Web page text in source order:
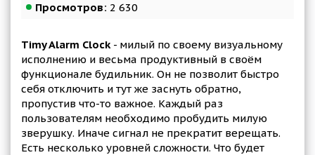
Просмотров: 2 630
Timy Alarm Clock- милый по своему визуальному
исполнению и весьма продуктивный в своём
функционале будильник. Он не позволит быстро
себя отключить и тут же заснуть обратно,
пропустив что-то важное. Каждый раз
пользователям необходимо пробудить милую
зверушку. Иначе сигнал не прекратит верещать.
Есть несколько уровней сложности. Что будет